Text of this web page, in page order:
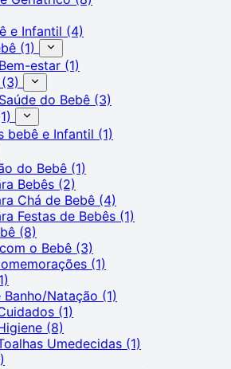
e Infantil (4)
(1)
estar (1)
(3)
do Bebê (3)
bebê e Infantil (1)
do Bebê (1)
Bebês (2)
Chá de Bebê (4)
Festas de Bebês (1)
(8)
o Bebê (3)
(1)
Banho/Natação (1)
(1)
(8)
Umedecidas (1)